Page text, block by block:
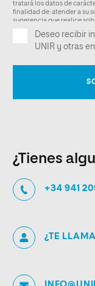
¿Tienes
+34 941
¿TE